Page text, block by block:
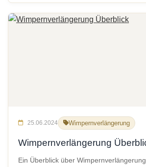
25.06.2024 Wimpernverlängerung
Wimpernverlängerung
Ein Überblick über